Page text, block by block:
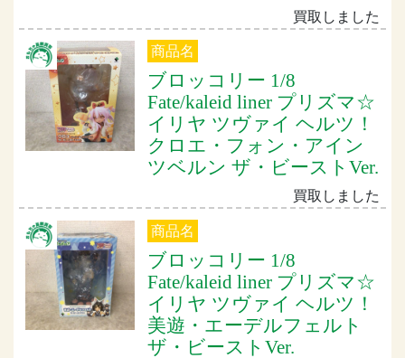
買取しました
商品名
ブロッコリー 1/8
Fate/kaleid liner プリズマ☆
イリヤ ツヴァイ ヘルツ！
クロエ・フォン・アイン
ツベルン ザ・ビーストVer.
買取しました
商品名
ブロッコリー 1/8
Fate/kaleid liner プリズマ☆
イリヤ ツヴァイ ヘルツ！
美遊・エーデルフェルト
ザ・ビーストVer.